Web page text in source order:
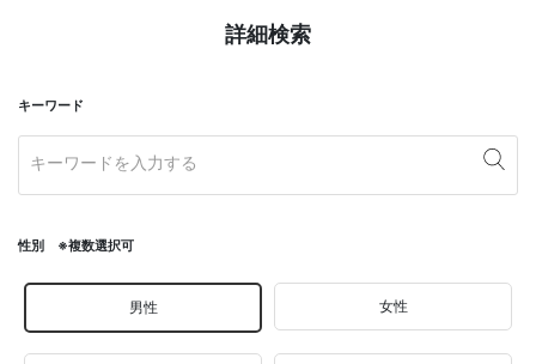
詳細検索
キーワード
性別 ※複数選択可
男性 女性